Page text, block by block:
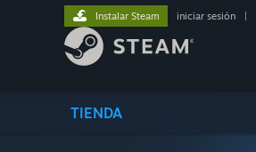
TIENDA
Instalar Steam iniciar sesión